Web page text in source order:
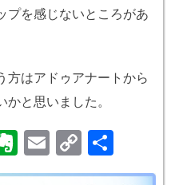
プを感じないところがあ
方はアドゥアナートから
と思いました。
E
v
E
m
C
o 有